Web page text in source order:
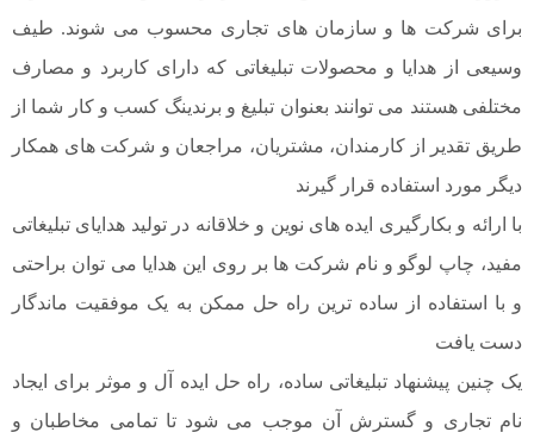
برای شرکت ها و سازمان های تجاری محسوب می شوند. طیف
وسیعی از هدایا و محصولات تبلیغاتی که دارای کاربرد و مصارف
مختلفی هستند می توانند بعنوان تبلیغ و برندینگ کسب و کار شما از
طریق تقدیر از کارمندان، مشتریان، مراجعان و شرکت های همکار
دیگر مورد استفاده قرار گیرند
با ارائه و بکارگیری ایده های نوین و خلاقانه در تولید هدایای تبلیغاتی
مفید، چاپ لوگو و نام شرکت ها بر روی این هدایا می توان براحتی
و با استفاده از ساده ترین راه حل ممکن به یک موفقیت ماندگار
دست یافت
یک چنین پیشنهاد تبلیغاتی ساده، راه حل ایده آل و موثر برای ایجاد
نام تجاری و گسترش آن موجب می شود تا تمامی مخاطبان و